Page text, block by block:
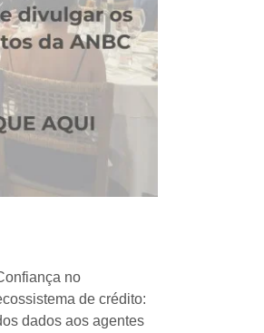
no
de crédito:
dados aos agentes